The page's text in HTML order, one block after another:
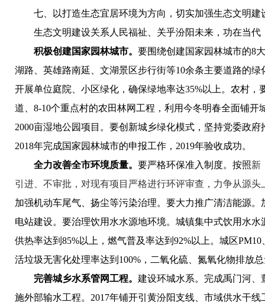
七、以打造生态宜居环境为方向，切实加强生态文明建
生态文明建设关系人民福祉、关乎汾阳未来，功在当
积极创建国家园林城市。 要围绕创建国家园林城市的8
湖路、英雄路南延、文湖景区步行街等10余条主要道路的
开展单位庭院、小区绿化，确保绿地率达35%以上 。 农村，
道、8-10个重点村的农田林网工程，利用今冬明春全面铺
2000亩湿地公园项目。要创新城乡绿化模式，坚持党委政
2018年完成国家园林城市的申报工作，2019年验收成功。
全力改善全市环境质量。 要严格环保准入制度。 按照新
引进、不审批，对现有项目严格进行环评审查，力争从源头
加强机动车尾气、扬尘等污染治理。 要大力推广清洁能源。
电站建设。 要治理饮用水水源地环境。 城镇集中式饮用水水
供热率达到85%以上，燃气普及率达到92%以上。城区
活垃圾无害化处理率达到100%，二氧化硫、氮氧化物排放
完善城乡水系管网工程。 建设环城水系。 完成禹门河、
施外部输水工程。 2017年铺开引黄汾阳支线、市域供水干